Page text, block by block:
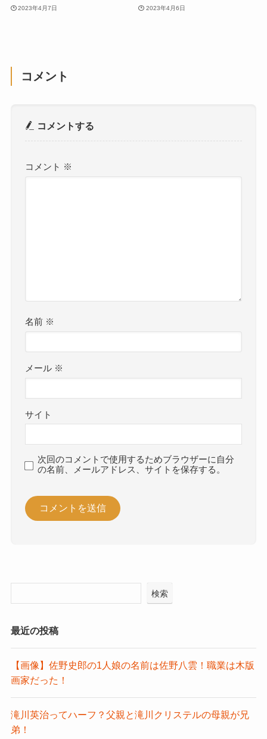
2023年4月7日 2023年4月6日
コメント
コメントする
コメント ※
名前 ※
メール ※
サイト
次回のコメントで使用するためブラウザーに自分
の名前、メールアドレス、サイトを保存する。
検索
最近の投稿
【画像】佐野史郎の1人娘の名前は佐野八雲！職業は木版
画家だった！
滝川英治ってハーフ？父親と滝川クリステルの母親が兄
弟！